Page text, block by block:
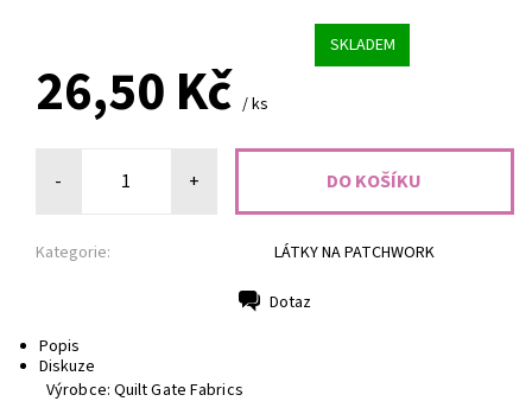
SKLADEM
26,50 Kč / ks
- +
Kategorie: LÁTKY NA PATCHWORK
Dotaz
Popis
Diskuze
Výrobce: Quilt Gate Fabrics